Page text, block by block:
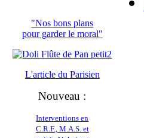
"Nos bons plans
pour garder le moral"
L'article du Parisien
Nouveau :
Interventions en
C.R.F., M.A.S. et